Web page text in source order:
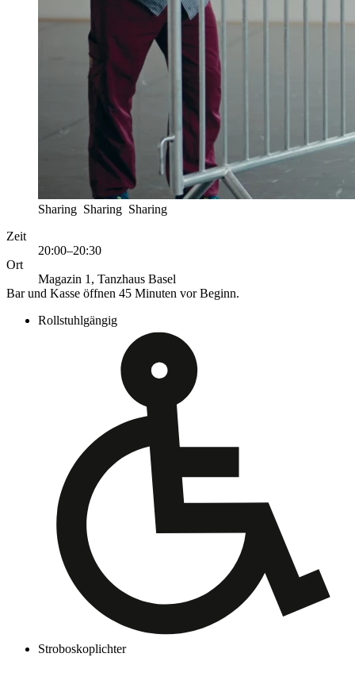
Sharing Sharing Sharing
Zeit
20:00–20:30
Ort
Magazin 1, Tanzhaus Basel
Bar und Kasse öffnen 45 Minuten vor Beginn.
Rollstuhlgängig
Stroboskoplichter